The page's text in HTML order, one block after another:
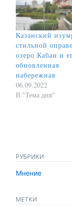
Казанский
стильной
озеро Кабан и
обновленная
набережная
06.09.2022
В "Тема дня"
РУБРИКИ
Мнение
МЕТКИ